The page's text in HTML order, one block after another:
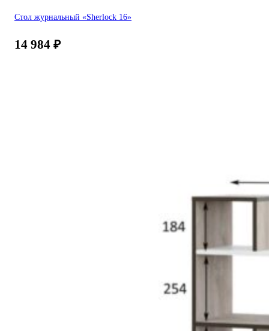
Стол журнальный «Sherlock 16»
14 984 ₽